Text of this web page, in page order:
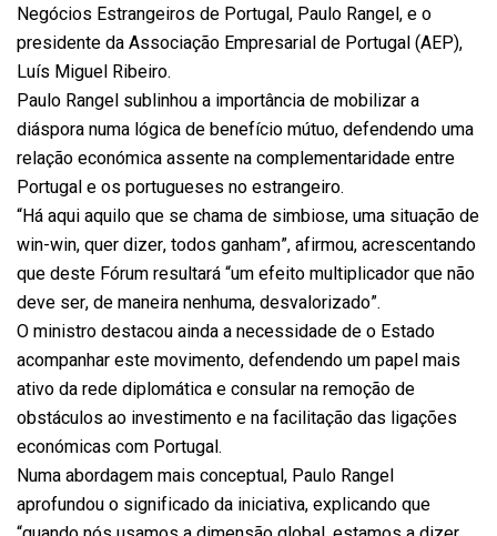
Negócios Estrangeiros de Portugal, Paulo Rangel, e o
presidente da Associação Empresarial de Portugal (AEP),
Luís Miguel Ribeiro.
Paulo Rangel sublinhou a importância de mobilizar a
diáspora numa lógica de benefício mútuo, defendendo uma
relação económica assente na complementaridade entre
Portugal e os portugueses no estrangeiro.
“Há aqui aquilo que se chama de simbiose, uma situação de
win-win, quer dizer, todos ganham”, afirmou, acrescentando
que deste Fórum resultará “um efeito multiplicador que não
deve ser, de maneira nenhuma, desvalorizado”.
O ministro destacou ainda a necessidade de o Estado
acompanhar este movimento, defendendo um papel mais
ativo da rede diplomática e consular na remoção de
obstáculos ao investimento e na facilitação das ligações
económicas com Portugal.
Numa abordagem mais conceptual, Paulo Rangel
aprofundou o significado da iniciativa, explicando que